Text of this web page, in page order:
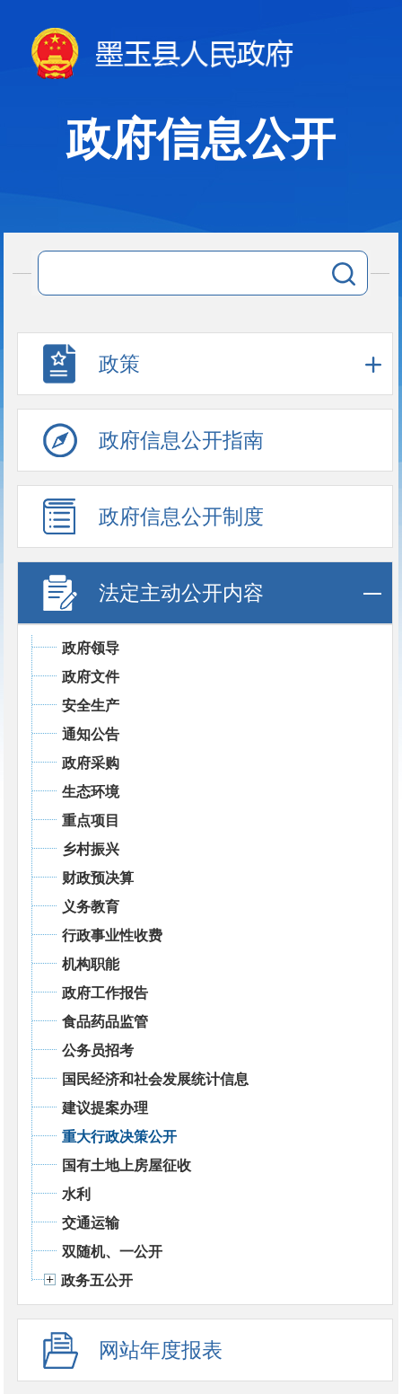
政府信息公开
政策
政府信息公开指南
政府信息公开制度
法定主动公开内容
政府领导
政府文件
安全生产
通知公告
政府采购
生态环境
重点项目
乡村振兴
财政预决算
义务教育
行政事业性收费
机构职能
政府工作报告
食品药品监管
公务员招考
国民经济和社会发展统计信息
建议提案办理
重大行政决策公开
国有土地上房屋征收
水利
交通运输
双随机、一公开
政务五公开
网站年度报表